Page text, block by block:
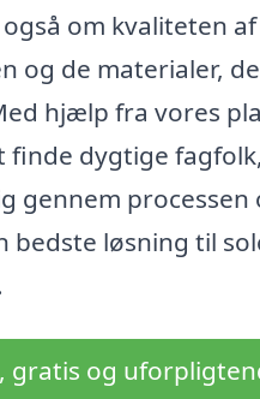
om kvaliteten af
og de materialer,
hjælp fra vores
finde dygtige
gennem processen
bedste løsning til
gratis og